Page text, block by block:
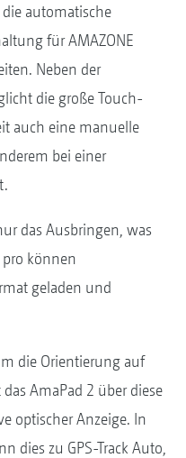
automatische
für AMAZONE
Neben der
die große Touch-
auch eine manuelle
bei einer
das Ausbringen, was
können
geladen und
die Orientierung auf
AmaPad 2 über diese
optischer Anzeige. In
dies zu GPS-Track Auto,